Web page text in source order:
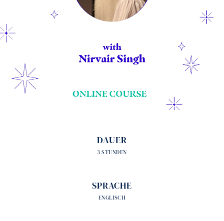
DAUER
3 STUNDEN
SPRACHE
ENGLISCH